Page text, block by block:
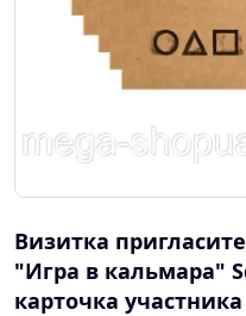
Визитка
"Игра в кальмара"
карточка